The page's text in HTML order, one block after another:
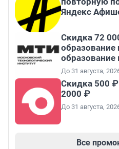
Яндекс
Скидка 72
образование
образование
До 31 августа,
Скидка 500
2000 ₽
До 31 августа,
Все